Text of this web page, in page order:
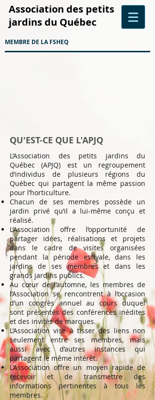
Association des petits
jardins du Québec
MEMBRE DE LA FSHEQ
QU'EST-CE QUE L'APJQ
L’Association des petits jardins du
Québec (APJQ) est un regroupement
d’individus de plusieurs régions du
Québec qui partagent la même passion
pour l’horticulture.
Chacun de ses membres possède un
jardin privé qu’il a lui-même conçu et
réalisé.
L’Association offre l’opportunité de
partager idées, réalisations et projets
dans le cadre de visites organisées
pendant la période estivale, dans les
jardins de ses membres et dans les
grands jardins publics.
Au cœur de l’automne, les membres de
l’Association se rencontrent à l’occasion
d’un congrès annuel au cours duquel
sont présentés des conférences inédites
et des invités de marques.
L’Association vise à tisser des liens non
seulement entre ses membres, mais
aussi avec d’autres instances qui
partagent le même intérêt.
L’Association offre un moyen rapide de
recevoir et de transmettre des
informations pertinentes à tous les
membres.